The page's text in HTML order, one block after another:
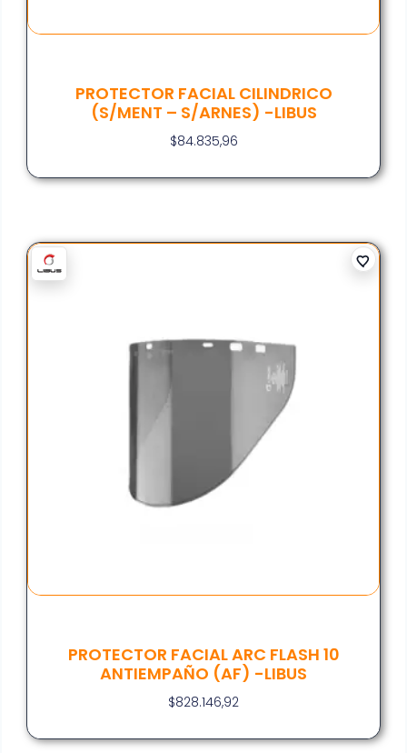
PROTECTOR FACIAL CILINDRICO
(S/MENT – S/ARNES) -LIBUS
$84.835,96
PROTECTOR FACIAL ARC FLASH 10
ANTIEMPAÑO (AF) -LIBUS
$828.146,92